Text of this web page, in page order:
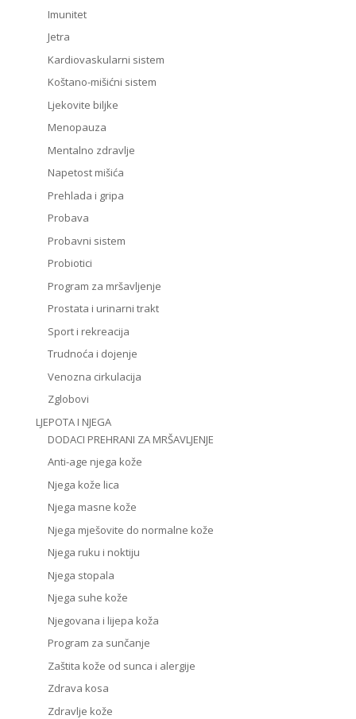
Imunitet
Jetra
Kardiovaskularni sistem
Koštano-mišićni sistem
Ljekovite biljke
Menopauza
Mentalno zdravlje
Napetost mišića
Prehlada i gripa
Probava
Probavni sistem
Probiotici
Program za mršavljenje
Prostata i urinarni trakt
Sport i rekreacija
Trudnoća i dojenje
Venozna cirkulacija
Zglobovi
LJEPOTA I NJEGA
DODACI PREHRANI ZA MRŠAVLJENJE
Anti-age njega kože
Njega kože lica
Njega masne kože
Njega mješovite do normalne kože
Njega ruku i noktiju
Njega stopala
Njega suhe kože
Njegovana i lijepa koža
Program za sunčanje
Zaštita kože od sunca i alergije
Zdrava kosa
Zdravlje kože